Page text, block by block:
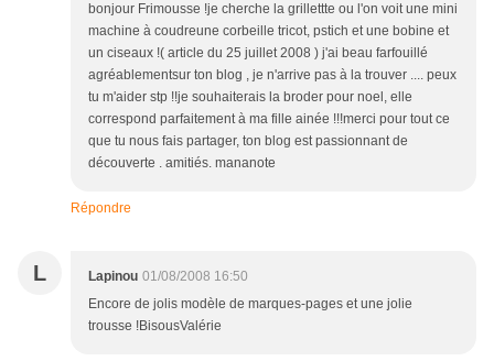
bonjour Frimousse !je cherche la grillettte ou l'on voit une mini
machine à coudreune corbeille tricot, pstich et une bobine et
un ciseaux !( article du 25 juillet 2008 ) j'ai beau farfouillé
agréablementsur ton blog , je n'arrive pas à la trouver .... peux
tu m'aider stp !!je souhaiterais la broder pour noel, elle
correspond parfaitement à ma fille ainée !!!merci pour tout ce
que tu nous fais partager, ton blog est passionnant de
découverte . amitiés. mananote
Répondre
L Lapinou 01/08/2008 16:50
Encore de jolis modèle de marques-pages et une jolie
trousse !BisousValérie